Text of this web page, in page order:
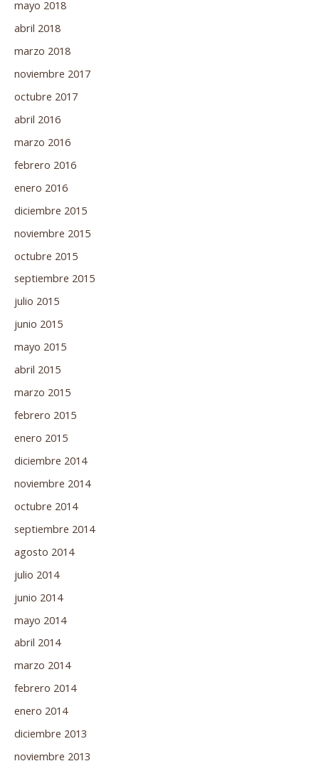
mayo 2018
abril 2018
marzo 2018
noviembre 2017
octubre 2017
abril 2016
marzo 2016
febrero 2016
enero 2016
diciembre 2015
noviembre 2015
octubre 2015
septiembre 2015
julio 2015
junio 2015
mayo 2015
abril 2015
marzo 2015
febrero 2015
enero 2015
diciembre 2014
noviembre 2014
octubre 2014
septiembre 2014
agosto 2014
julio 2014
junio 2014
mayo 2014
abril 2014
marzo 2014
febrero 2014
enero 2014
diciembre 2013
noviembre 2013